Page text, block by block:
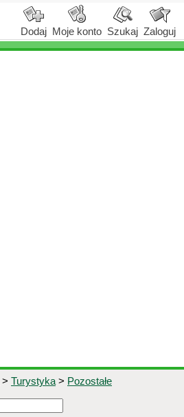
Dodaj Moje konto Szukaj Zaloguj
> Turystyka > Pozostałe